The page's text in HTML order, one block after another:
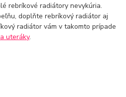
rebríkové radiátory nevykúria.
doplňte rebríkový radiátor aj
radiátor vám v takomto prípade
uteráky.